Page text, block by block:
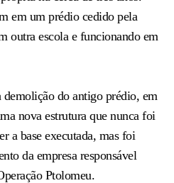
em um prédio cedido pela
outra escola e funcionando em
demolição do antigo prédio, em
nova estrutura que nunca foi
a base executada, mas foi
da empresa responsável
Ptolomeu.